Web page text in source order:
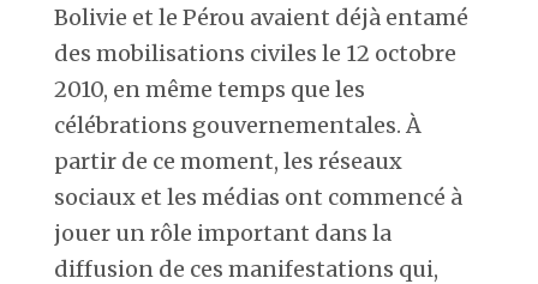
Bolivie et le Pérou avaient déjà entamé
des mobilisations civiles le 12 octobre
2010, en même temps que les
célébrations gouvernementales. À
partir de ce moment, les réseaux
sociaux et les médias ont commencé à
jouer un rôle important dans la
diffusion de ces manifestations qui,